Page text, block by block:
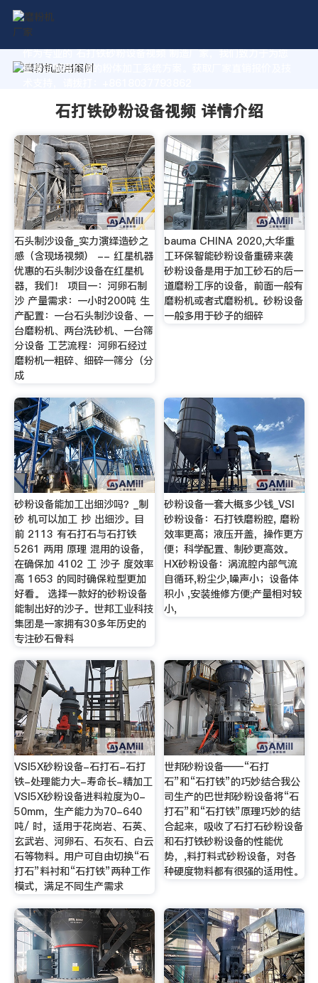
作为专业的 石打铁砂粉设备视频 制造厂家，我们致力于为您
量身定制高价值的粉体加工系统方案。获取厂家直销报价及技
石打铁砂粉设备视频 详情介绍
石头制沙设备_实力演绎造砂之
感（含现场视频） -- 红星机器
优惠的石头制沙设备在红星机
器，我们！ 项目一：河卵石制
沙 产量需求：一小时200吨 生
产配置：一台石头制沙设备、一
台磨粉机、两台洗砂机、一台筛
分设备 工艺流程：河卵石经过
磨粉机—粗碎、细碎—筛分（分
成
bauma CHINA 2020,大华重
工环保智能砂粉设备重磅来袭
砂粉设备是用于加工砂石的后一
道磨粉工序的设备，前面一般有
磨粉机或者式磨粉机。砂粉设备
一般多用于砂子的细碎
砂粉设备能加工出细沙吗？_制
砂 机可以加工 抄 出细沙。目
前 2113 有石打石与石打铁
5261 两用 原理 混用的设备，
在确保加 4102 工 沙子 度效率
高 1653 的同时确保粒型更加
好看。 选择一款好的砂粉设备
能制出好的沙子。世邦工业科技
集团是一家拥有30多年历史的
专注砂石骨料
砂粉设备一套大概多少钱_VSI
砂粉设备：石打铁磨粉腔, 磨粉
效率更高；液压开盖，操作更方
便；科学配置、制砂更高效。
HX砂粉设备：涡流腔内部气流
自循环,粉尘少,噪声小；设备体
积小 ,安装维修方便;产量相对较
小,
VSI5X砂粉设备-石打石-石打
铁-处理能力大-寿命长-精加工
VSI5X砂粉设备进料粒度为0-
50mm，生产能力为70-640
吨/ 时，适用于花岗岩、石英、
玄武岩、河卵石、石灰石、白云
石等物料。用户可自由切换“石
打石”料衬和“石打铁”两种工作
模式，满足不同生产需求
世邦砂粉设备——“石打
石”和“石打铁”的巧妙结合我公
司生产的巴世邦砂粉设备将“石
打石”和“石打铁”原理巧妙的结
合起来，吸收了石打石砂粉设备
和石打铁砂粉设备的性能优
势，,料打料式砂粉设备，对各
种硬度物料都有很强的适用性。